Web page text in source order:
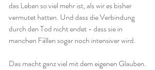
das Leben so viel mehr ist, als wir es bisher
vermutet hatten. Und dass die Verbindung
durch den Tod nicht endet - dass sie in
manchen Fällen sogar noch intensiver wird.
Das macht ganz viel mit dem eigenen Glauben.